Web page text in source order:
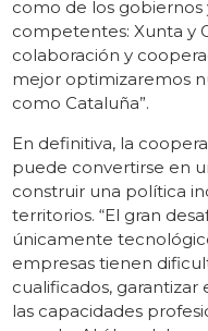
como de los gobiernos
competentes: Xunta y
colaboración y
mejor optimizaremos
como Cataluña”.
En definitiva, la
puede convertirse en
construir una política
territorios. “El gran
únicamente
empresas tienen
cualificados,
las capacidades